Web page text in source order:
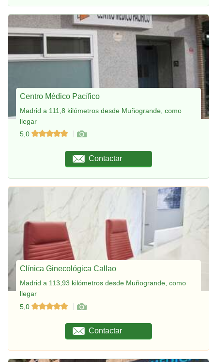
Centro Médico Pacífico
Madrid a 111,8 kilómetros desde Muñogrande, como
llegar
5,0
Contactar
Clínica Ginecológica Callao
Madrid a 113,93 kilómetros desde Muñogrande, como
llegar
5,0
Contactar